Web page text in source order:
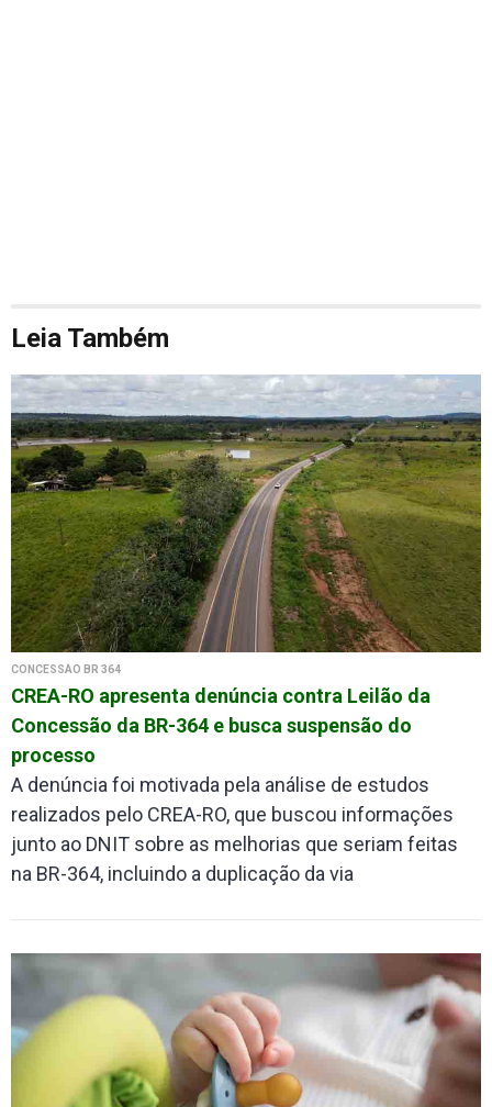
Leia Também
CONCESSÃO BR 364
CREA-RO apresenta denúncia contra Leilão da
Concessão da BR-364 e busca suspensão do
processo
A denúncia foi motivada pela análise de estudos
realizados pelo CREA-RO, que buscou informações
junto ao DNIT sobre as melhorias que seriam feitas
na BR-364, incluindo a duplicação da via